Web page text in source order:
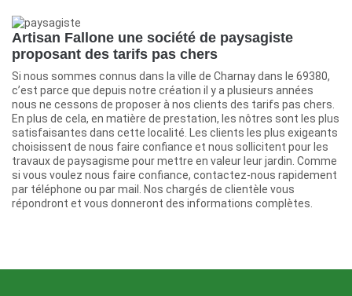
Artisan Fallone une société de paysagiste
proposant des tarifs pas chers
Si nous sommes connus dans la ville de Charnay dans le 69380,
c’est parce que depuis notre création il y a plusieurs années
nous ne cessons de proposer à nos clients des tarifs pas chers.
En plus de cela, en matière de prestation, les nôtres sont les plus
satisfaisantes dans cette localité. Les clients les plus exigeants
choisissent de nous faire confiance et nous sollicitent pour les
travaux de paysagisme pour mettre en valeur leur jardin. Comme
si vous voulez nous faire confiance, contactez-nous rapidement
par téléphone ou par mail. Nos chargés de clientèle vous
répondront et vous donneront des informations complètes.